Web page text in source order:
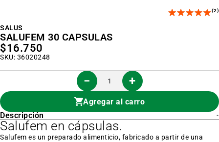
SALUS
(2)
$16.750
SKU: 36020248
SALUFEM 30 CAPSULAS
Agregar al carro
Descripción
Salufem en cápsulas.
Salufem es un preparado alimenticio, fabricado a partir de una
la
galería
de
imágenes